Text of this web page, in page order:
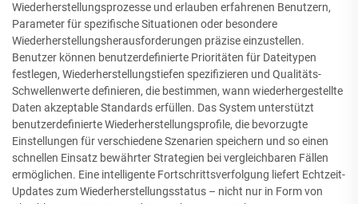
Wiederherstellungsprozesse und erlauben erfahrenen Benutzern,
Parameter für spezifische Situationen oder besondere
Wiederherstellungsherausforderungen präzise einzustellen.
Benutzer können benutzerdefinierte Prioritäten für Dateitypen
festlegen, Wiederherstellungstiefen spezifizieren und Qualitäts-
Schwellenwerte definieren, die bestimmen, wann wiederhergestellte
Daten akzeptable Standards erfüllen. Das System unterstützt
benutzerdefinierte Wiederherstellungsprofile, die bevorzugte
Einstellungen für verschiedene Szenarien speichern und so einen
schnellen Einsatz bewährter Strategien bei vergleichbaren Fällen
ermöglichen. Eine intelligente Fortschrittsverfolgung liefert Echtzeit-
Updates zum Wiederherstellungsstatus – nicht nur in Form von